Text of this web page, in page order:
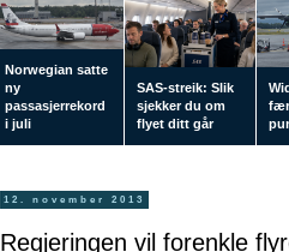
Norwegian satte
ny
passasjerrekord
i juli
SAS-streik: Slik
sjekker du om
flyet ditt går
12. november 2013
Regjeringen vil forenkle